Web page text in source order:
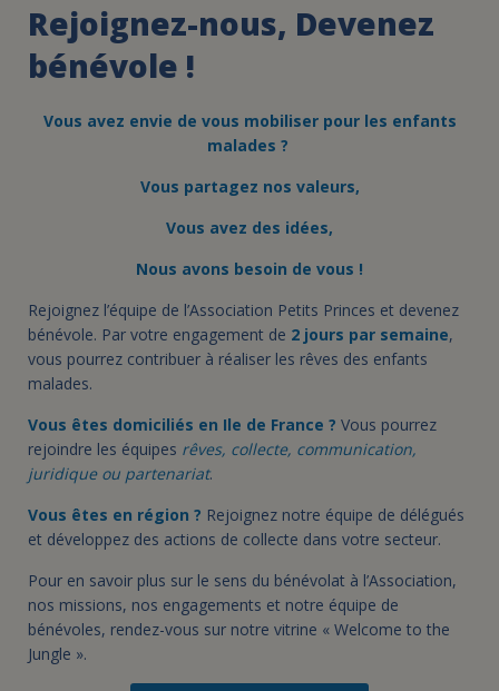
Rejoignez-nous, Devenez
bénévole !
Vous avez envie de vous mobiliser pour les enfants
malades ?
Vous partagez nos valeurs,
Vous avez des idées,
Nous avons besoin de vous !
Rejoignez l’équipe de l’Association Petits Princes et devenez
bénévole. Par votre engagement de 2 jours par semaine,
vous pourrez contribuer à réaliser les rêves des enfants
malades.
Vous êtes domiciliés en Ile de France ? Vous pourrez
rejoindre les équipes rêves, collecte, communication,
juridique ou partenariat.
Vous êtes en région ? Rejoignez notre équipe de délégués
et développez des actions de collecte dans votre secteur.
Pour en savoir plus sur le sens du bénévolat à l’Association,
nos missions, nos engagements et notre équipe de
bénévoles, rendez-vous sur notre vitrine « Welcome to the
Jungle ».